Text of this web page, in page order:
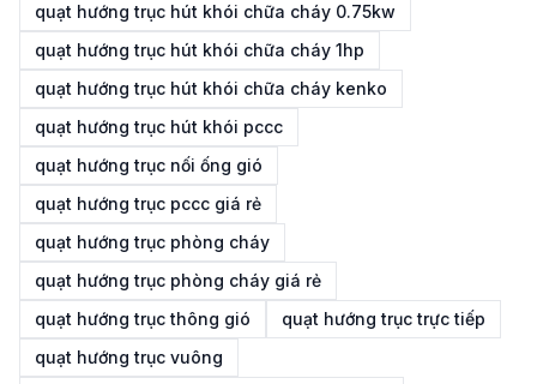
quạt hướng trục hút khói chữa cháy 0.75kw
quạt hướng trục hút khói chữa cháy 1hp
quạt hướng trục hút khói chữa cháy kenko
quạt hướng trục hút khói pccc
quạt hướng trục nối ống gió
quạt hướng trục pccc giá rẻ
quạt hướng trục phòng cháy
quạt hướng trục phòng cháy giá rẻ
quạt hướng trục thông gió
quạt hướng trục trực tiếp
quạt hướng trục vuông